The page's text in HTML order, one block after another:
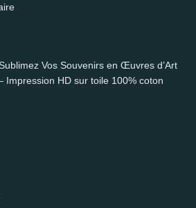
Vos Souvenirs en Œuvres d’Art
HD sur toile 100% coton